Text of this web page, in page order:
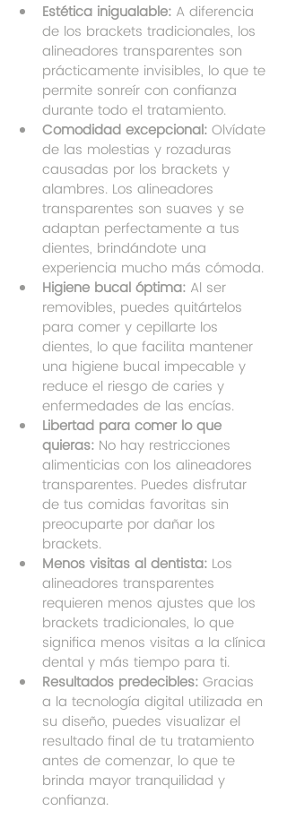
Estética inigualable: A diferencia
de los brackets tradicionales, los
alineadores transparentes son
prácticamente invisibles, lo que te
permite sonreír con confianza
durante todo el tratamiento.
Comodidad excepcional: Olvídate
de las molestias y rozaduras
causadas por los brackets y
alambres. Los alineadores
transparentes son suaves y se
adaptan perfectamente a tus
dientes, brindándote una
experiencia mucho más cómoda.
Higiene bucal óptima: Al ser
removibles, puedes quitártelos
para comer y cepillarte los
dientes, lo que facilita mantener
una higiene bucal impecable y
reduce el riesgo de caries y
enfermedades de las encías.
Libertad para comer lo que
quieras: No hay restricciones
alimenticias con los alineadores
transparentes. Puedes disfrutar
de tus comidas favoritas sin
preocuparte por dañar los
brackets.
Menos visitas al dentista: Los
alineadores transparentes
requieren menos ajustes que los
brackets tradicionales, lo que
significa menos visitas a la clínica
dental y más tiempo para ti.
Resultados predecibles: Gracias
a la tecnología digital utilizada en
su diseño, puedes visualizar el
resultado final de tu tratamiento
antes de comenzar, lo que te
brinda mayor tranquilidad y
confianza.